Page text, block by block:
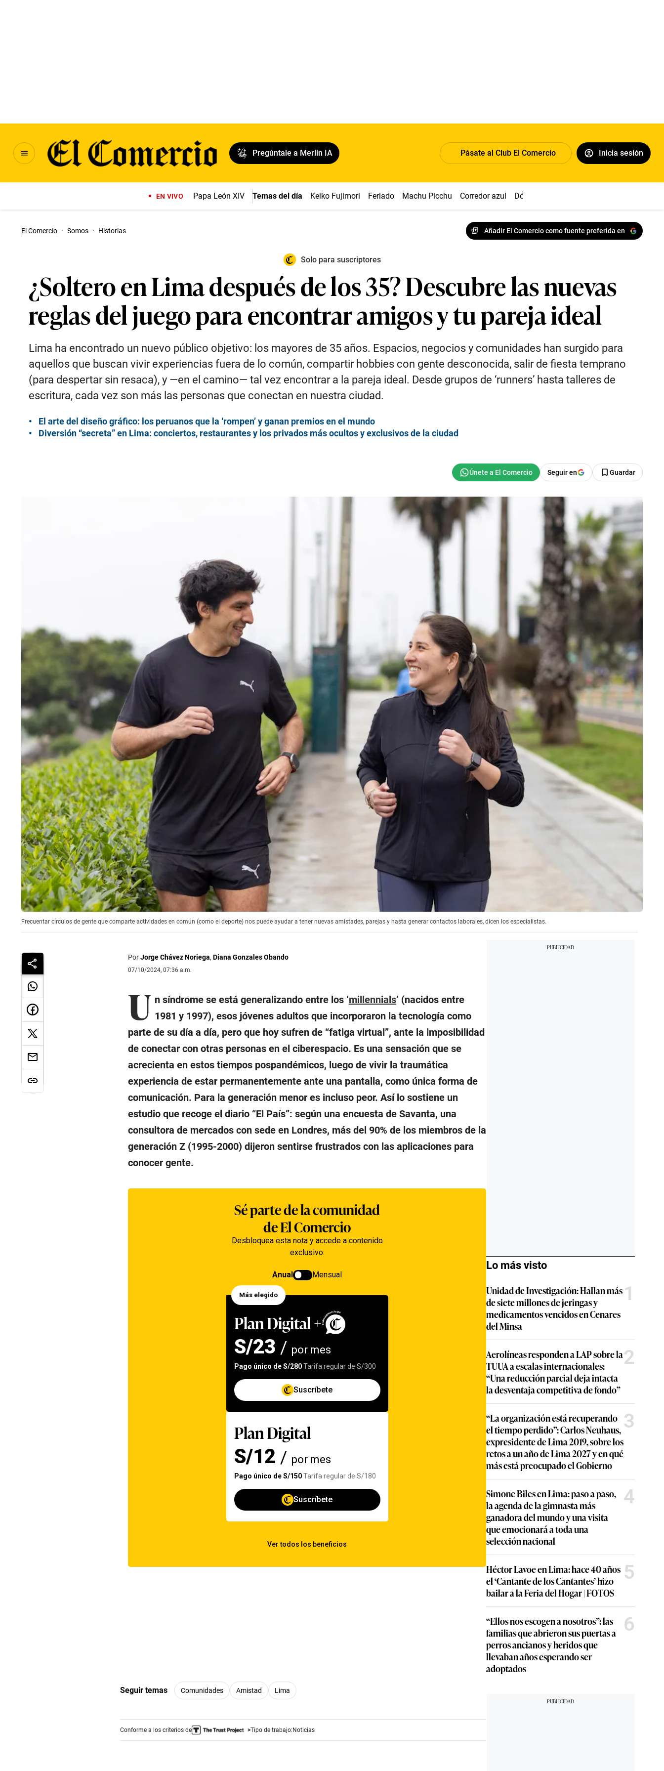
Pregúntale a Merlín IA Pásate al Club El Comercio Inicia sesión
EN VIVO Papa León XIV Temas del día Keiko Fujimori Feriado Machu Picchu Corredor azul Dólar
El Comercio · Somos · Historias Añadir El Comercio como fuente preferida en
Solo para suscriptores
¿Soltero en Lima después de los 35? Descubre las nuevas
reglas del juego para encontrar amigos y tu pareja ideal
Lima ha encontrado un nuevo público objetivo: los mayores de 35 años. Espacios, negocios y comunidades han surgido para
aquellos que buscan vivir experiencias fuera de lo común, compartir hobbies con gente desconocida, salir de fiesta temprano
(para despertar sin resaca), y —en el camino— tal vez encontrar a la pareja ideal. Desde grupos de ‘runners’ hasta talleres de
escritura, cada vez son más las personas que conectan en nuestra ciudad.
El arte del diseño gráfico: los peruanos que la ‘rompen’ y ganan premios en el mundo
Diversión “secreta” en Lima: conciertos, restaurantes y los privados más ocultos y exclusivos de la ciudad
Seguir en Guardar
Frecuentar círculos de gente que comparte actividades en común (como el deporte) nos puede ayudar a tener nuevas amistades, parejas y hasta generar contactos laborales, dicen los especialistas.
PorJorge Chávez Noriega, Diana Gonzales Obando
07/10/2024, 07:36 a.m.
U n síndrome se está generalizando entre los ‘millennials’ (nacidos entre
1981 y 1997), esos jóvenes adultos que incorporaron la tecnología como
parte de su día a día, pero que hoy sufren de “fatiga virtual”, ante la imposibilidad
de conectar con otras personas en el ciberespacio. Es una sensación que se
acrecienta en estos tiempos pospandémicos, luego de vivir la traumática
experiencia de estar permanentemente ante una pantalla, como única forma de
comunicación. Para la generación menor es incluso peor. Así lo sostiene un
estudio que recoge el diario “El País”: según una encuesta de Savanta, una
consultora de mercados con sede en Londres, más del 90% de los miembros de la
generación Z (1995-2000) dijeron sentirse frustrados con las aplicaciones para
conocer gente.
Seguir temas Comunidades Amistad Lima
Conforme a los criterios de Tipo de trabajo:Noticias
Lo más visto
Unidad de Investigación: Hallan más
de siete millones de jeringas y
medicamentos vencidos en Cenares
del Minsa
1
Aerolíneas responden a LAP sobre la
TUUA a escalas internacionales:
“Una reducción parcial deja intacta
la desventaja competitiva de fondo”
2
“La organización está recuperando
el tiempo perdido”: Carlos Neuhaus,
expresidente de Lima 2019, sobre los
retos a un año de Lima 2027 y en qué
más está preocupado el Gobierno
3
Simone Biles en Lima: paso a paso,
la agenda de la gimnasta más
ganadora del mundo y una visita
que emocionará a toda una
selección nacional
4
Héctor Lavoe en Lima: hace 40 años
el ‘Cantante de los Cantantes’ hizo
bailar a la Feria del Hogar | FOTOS
5
“Ellos nos escogen a nosotros”: las
familias que abrieron sus puertas a
perros ancianos y heridos que
llevaban años esperando ser
adoptados
6